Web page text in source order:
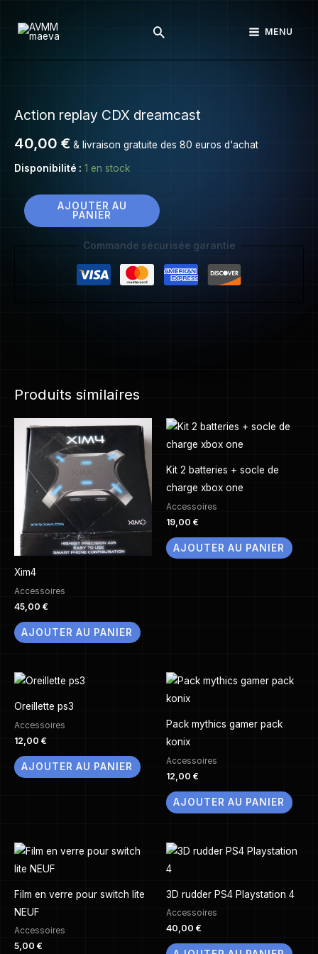
Rechercher MENU
Action replay CDX dreamcast
40,00 € & livraison gratuite des 80 euros d'achat
Disponibilité : 1 en stock
Action
CDX
dreamcast
AJOUTER AU
PANIER
Commande sécurisée garantie
Produits similaires
Xim4
Accessoires
45,00 €
AJOUTER AU PANIER
Kit 2 batteries + socle de
charge xbox one
Accessoires
19,00 €
AJOUTER AU PANIER
Oreillette ps3
Accessoires
12,00 €
AJOUTER AU PANIER
Pack mythics gamer pack
konix
Accessoires
12,00 €
AJOUTER AU PANIER
Film en verre pour switch lite
NEUF
Accessoires
5,00 €
3D rudder PS4 Playstation 4
Accessoires
40,00 €
CDX